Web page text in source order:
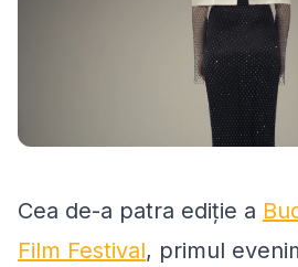
Cea de-a patra ediție a
Film Festival, primul